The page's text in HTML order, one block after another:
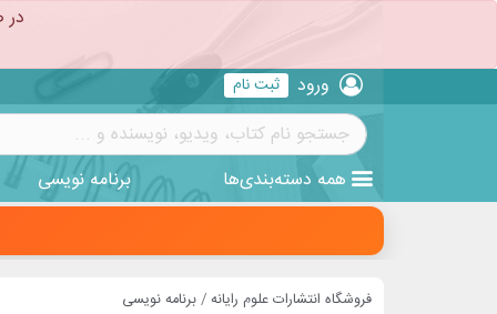
در
ثبت نام ورود
همه دسته‌بندی‌ها برنامه نویسی
فروشگاه انتشارات علوم رایانه برنامه نویسی